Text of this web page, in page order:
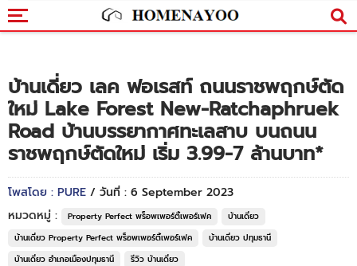
บ้านเดี่ยว เลค ฟอเรสท์ ถนนราชพฤกษ์ตัด
ใหม่ Lake Forest New-Ratchaphruek
Road บ้านบรรยากาศทะเลสาบ บนถนน
ราชพฤกษ์ตัดใหม่ เริ่ม 3.99-7 ล้านบาท*
โพสโดย : PURE / วันที่ : 6 September 2023
หมวดหมู่ :
Property Perfect พร็อพเพอร์ตี้เพอร์เฟค
บ้านเดี่ยว
บ้านเดี่ยว Property Perfect พร็อพเพอร์ตี้เพอร์เฟค
บ้านเดี่ยว ปทุมธานี
บ้านเดี่ยว อำเภอเมืองปทุมธานี
รีวิว บ้านเดี่ยว